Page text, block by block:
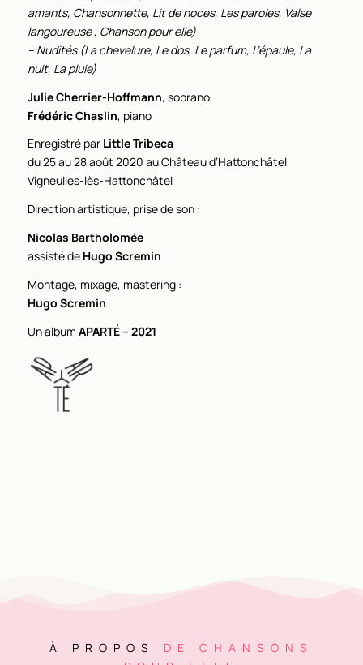
amants, Chansonnette, Lit de noces, Les paroles, Valse
langoureuse , Chanson pour elle)
– Nudités (La chevelure, Le dos, Le parfum, L’épaule, La
nuit, La pluie)
Julie Cherrier-Hoffmann, soprano
Frédéric Chaslin, piano
Enregistré par Little Tribeca
du 25 au 28 août 2020 au Château d’Hattonchâtel
Vigneulles-lès-Hattonchâtel
Direction artistique, prise de son :
Nicolas Bartholomée
assisté de Hugo Scremin
Montage, mixage, mastering :
Hugo Scremin
Un album APARTÉ – 2021
À PROPOS
DE CHANSONS